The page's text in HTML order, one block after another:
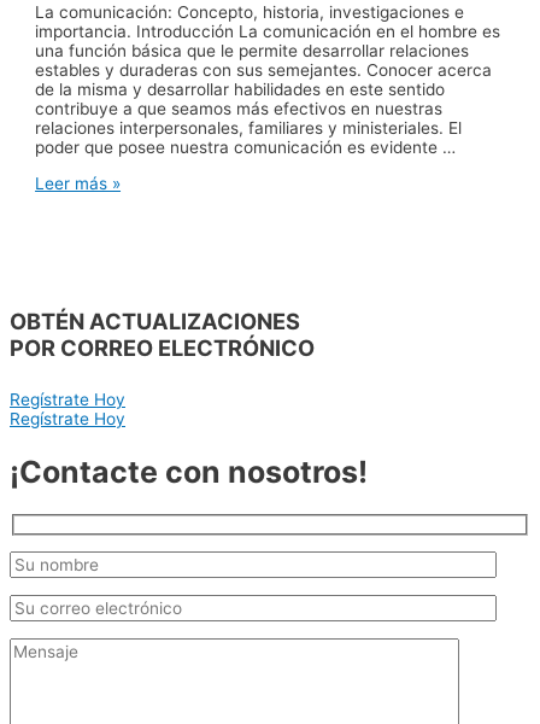
La comunicación: Concepto, historia, investigaciones e
importancia. Introducción La comunicación en el hombre es
una función básica que le permite desarrollar relaciones
estables y duraderas con sus semejantes. Conocer acerca
de la misma y desarrollar habilidades en este sentido
contribuye a que seamos más efectivos en nuestras
relaciones interpersonales, familiares y ministeriales. El
poder que posee nuestra comunicación es evidente …
La
Leer más »
OBTÉN ACTUALIZACIONES
POR CORREO ELECTRÓNICO
Regístrate Hoy
Regístrate Hoy
¡Contacte con nosotros!